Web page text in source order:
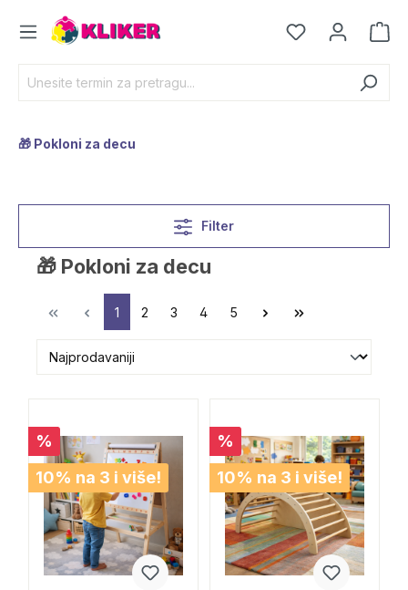
🎁 Pokloni za decu
Filter
🎁 Pokloni za decu
1 2 3 4 5
%
10% na 3 i više!
%
10% na 3 i više!